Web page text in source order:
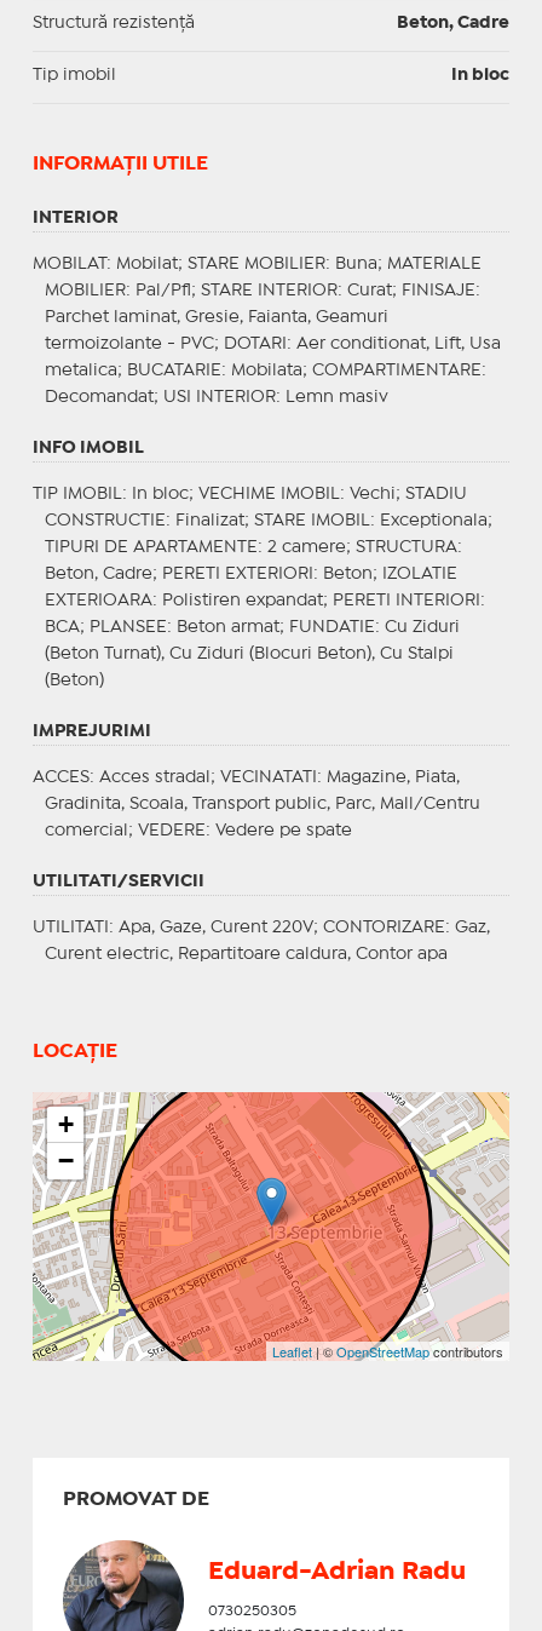
Structură rezistență Beton, Cadre
Tip imobil In bloc
INFORMAŢII UTILE
INTERIOR
MOBILAT : Mobilat; STARE MOBILIER: Buna; MATERIALE
MOBILIER: Pal/Pfl; STARE INTERIOR: Curat; FINISAJE :
Parchet laminat, Gresie, Faianta, Geamuri
termoizolante - PVC;
DOTARI : Aer conditionat, Lift, Usa
metalica; BUCATARIE : Mobilata; COMPARTIMENTARE :
Decomandat; USI INTERIOR: Lemn masiv
INFO IMOBIL
TIP IMOBIL : In bloc; VECHIME IMOBIL : Vechi; STADIU
CONSTRUCTIE : Finalizat; STARE IMOBIL : Exceptionala;
TIPURI DE APARTAMENTE : 2 camere; STRUCTURA:
Beton, Cadre; PERETI EXTERIORI : Beton;
IZOLATIE
EXTERIOARA: Polistiren expandat; PERETI INTERIORI :
BCA; PLANSEE : Beton armat; FUNDATIE : Cu Ziduri
(Beton Turnat), Cu Ziduri (Blocuri Beton), Cu Stalpi
(Beton)
IMPREJURIMI
ACCES: Acces stradal; VECINATATI : Magazine, Piata,
Gradinita, Scoala, Transport public, Parc, Mall/Centru
comercial; VEDERE : Vedere pe spate
UTILITATI/SERVICII
UTILITATI : Apa, Gaze, Curent 220V; CONTORIZARE : Gaz,
Curent electric, Repartitoare caldura, Contor apa
LOCAȚIE
+
−
Leaflet| ©OpenStreetMapcontributors
PROMOVAT DE
Eduard-Adrian Radu
0730250305